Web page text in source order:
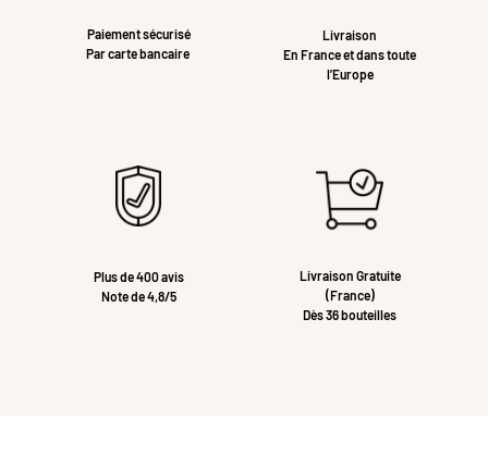
Paiement sécurisé
Par carte bancaire
Livraison
En France et dans toute
l’Europe
Plus de 400 avis
Note de 4,8/5
Livraison Gratuite
(France)
Dès 36 bouteilles